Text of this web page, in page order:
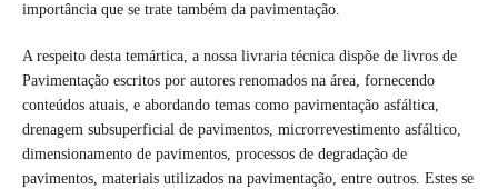
importância que se trate também da pavimentação.
A respeito desta temártica, a nossa livraria técnica dispõe de livros de
Pavimentação escritos por autores renomados na área, fornecendo
conteúdos atuais, e abordando temas como pavimentação asfáltica,
drenagem subsuperficial de pavimentos, microrrevestimento asfáltico,
dimensionamento de pavimentos, processos de degradação de
pavimentos, materiais utilizados na pavimentação, entre outros. Estes se